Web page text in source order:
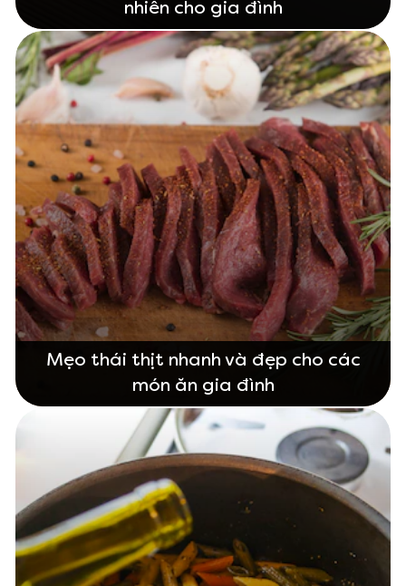
nhiên cho gia đình
Mẹo thái thịt nhanh và đẹp cho các
món ăn gia đình